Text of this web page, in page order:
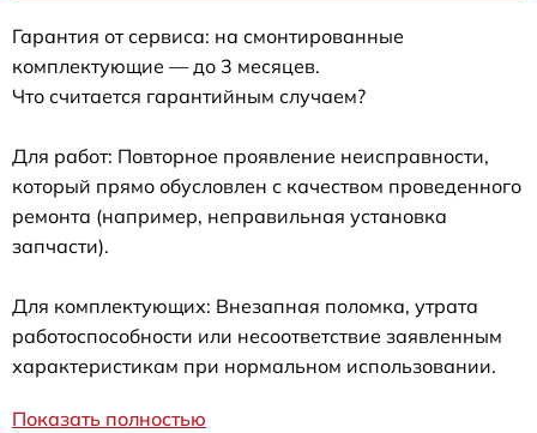
Гарантия от сервиса: на смонтированные
комплектующие — до 3 месяцев.
Что считается гарантийным случаем?
Для работ: Повторное проявление неисправности,
который прямо обусловлен с качеством проведенного
ремонта (например, неправильная установка
запчасти).
Для комплектующих: Внезапная поломка, утрата
работоспособности или несоответствие заявленным
характеристикам при нормальном использовании.
Показать полностью